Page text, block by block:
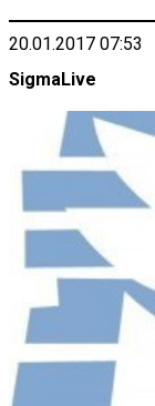
20.01.2017 07:53
SigmaLive